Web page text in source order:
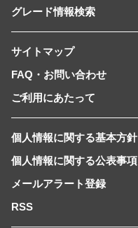
グレード情報検索
サイトマップ
FAQ・お問い合わせ
ご利用にあたって
個人情報に関する基本方針
個人情報に関する公表事項
メールアラート登録
RSS